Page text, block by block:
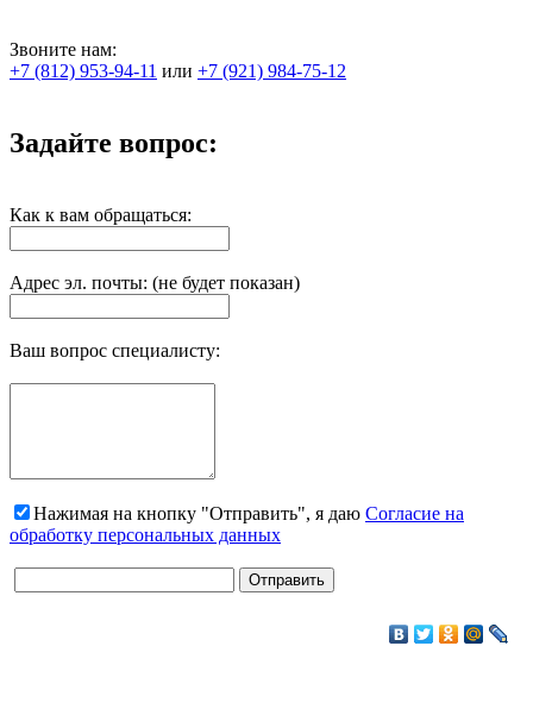
Звоните нам:
+7 (812) 953-94-11 или +7 (921) 984-75-12
Задайте вопрос:
Как к вам обращаться:
Адрес эл. почты: (не будет показан)
Ваш вопрос специалисту:
Нажимая на кнопку "Отправить", я даю Согласие на
обработку персональных данных